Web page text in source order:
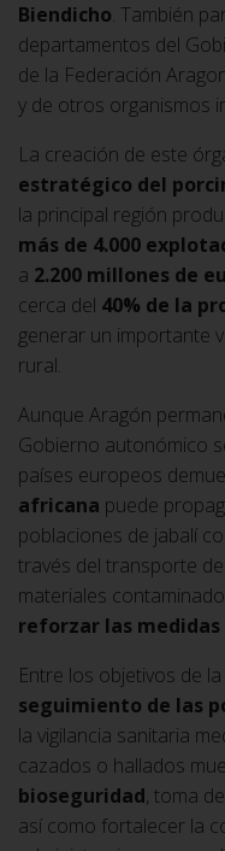
Biendicho. También
departamentos del
de la Federación
y de otros organismos
La creación de este
estratégico del
la principal región
más de 4.000
a 2.200 millones de
cerca del 40% de la
generar un importante
rural.
Aunque Aragón
Gobierno autonómico
países europeos
africana puede
poblaciones de jabalí
través del transporte
materiales
reforzar las
Entre los objetivos de
seguimiento de las
la vigilancia sanitaria
cazados o hallados
bioseguridad, toma
así como fortalecer la